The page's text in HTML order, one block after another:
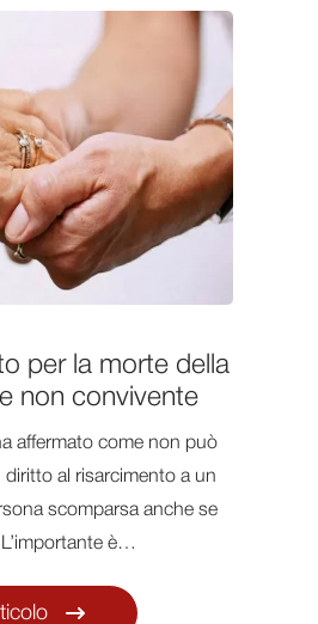
per la morte della
non convivente
affermato come non può
diritto al risarcimento a un
scomparsa anche se
è…